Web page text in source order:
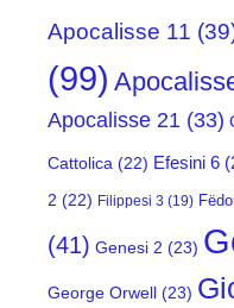
Apocalisse 11
(99)
Apocalisse 21 (33)
Cattolica (22) Efesini 6
2 (22) Filippesi 3 (19)
(41) Genesi 2 (23)
George Orwell (23)